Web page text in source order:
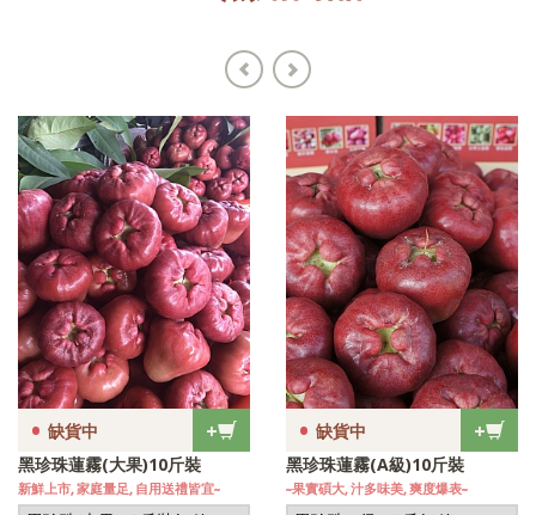
+
• 缺貨中
黑珍珠蓮霧(大果)10斤裝
新鮮上市, 家庭量足, 自用送禮皆宜~
+
• 缺貨中
黑珍珠蓮霧(A級)10斤裝
~果實碩大, 汁多味美, 爽度爆表~